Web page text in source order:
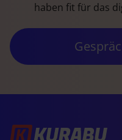
haben fit für das